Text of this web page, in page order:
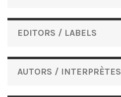
EDITORS / LABELS
AUTORS / INTERPRÈTES